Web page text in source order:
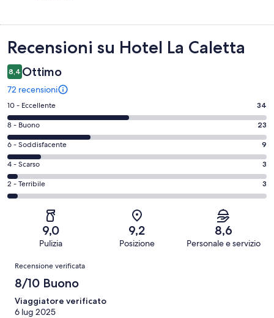
Recensioni
Recensioni su Hotel La Caletta
8,4 Ottimo
72 recensioni
Valutazione
di
10
-
Eccellente.
34
su
72
recensioni
10 - Eccellente 34
Valutazione
di
8
-
Buono.
23
recensioni
8 - Buono 23
Valutazione
di
6
-
Soddisfacente.
recensioni
6 - Soddisfacente 9
Valutazione
di
4
recensioni
4 - Scarso 3
Valutazione
di
Terribile.
su
recensioni
2 - Terribile 3
9,0
Pulizia
9,2
Posizione
8,6
Personale e servizio
Recensioni
Recensione verificata
8/10 Buono
Viaggiatore verificato
6 lug 2025